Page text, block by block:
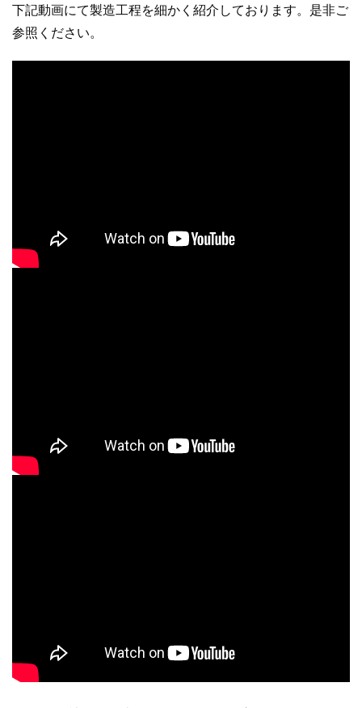
下記動画にて製造工程を細かく紹介しております。是非ご
参照ください。